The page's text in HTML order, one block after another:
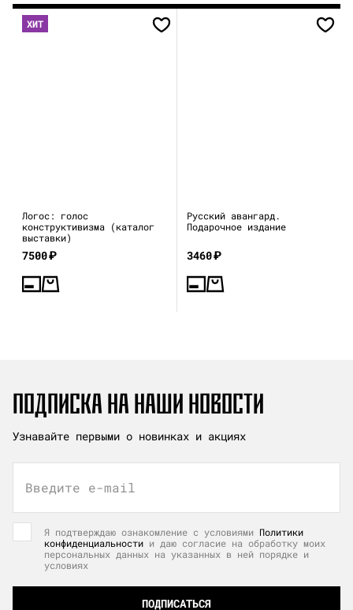
ХИТ
Логос: голос
конструктивизма (каталог
выставки)
7500₽
Русский авангард.
Подарочное издание
3460₽
ПОДПИСКА НА НАШИ НОВОСТИ
Узнавайте первыми о новинках и акциях
Введите e-mail
Я подтверждаю ознакомление с условиями Политики
конфиденциальности и даю согласие на обработку моих
персональных данных на указанных в ней порядке и
условиях
ПОДПИСАТЬСЯ